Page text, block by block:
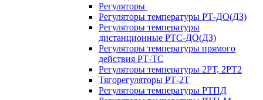
Регуляторы
Регуляторы температуры РТ-ДО(ДЗ)
Регуляторы температуры
дистанционные РТС-ДО(ДЗ)
Регуляторы температуры прямого
действия РТ-ТС
Регуляторы температуры 2РТ, 2РT2
Тягорегуляторы РТ-2Т
Регуляторы температуры РТПД